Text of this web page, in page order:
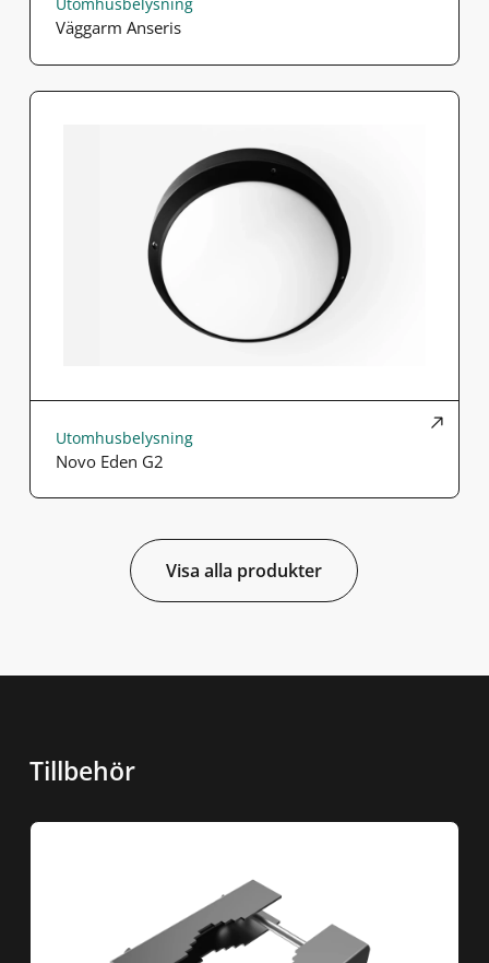
Utomhusbelysning
Väggarm Anseris
Utomhusbelysning
Novo Eden G2
Visa alla produkter
Tillbehör